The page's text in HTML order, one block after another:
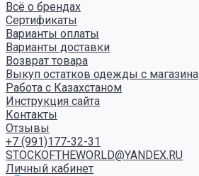
Всё о брендах
Сертификаты
Варианты оплаты
Варианты доставки
Возврат товара
Выкуп остатков одежды с магазина
Работа с Казахстаном
Инструкция сайта
Контакты
Отзывы
+7 (991)177-32-31
STOCKOFTHEWORLD@YANDEX.RU
Личный кабинет